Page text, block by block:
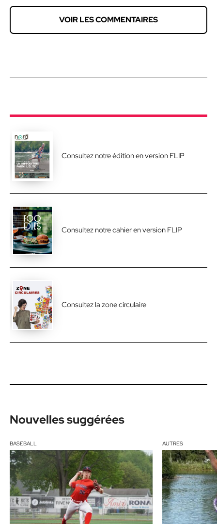
VOIR LES COMMENTAIRES
Consultez notre édition en version FLIP
Consultez notre cahier en version FLIP
Consultez la zone circulaire
Nouvelles suggérées
BASEBALL AUTRES